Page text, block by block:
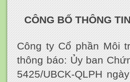
CÔNG BỐ THÔNG
Công ty Cổ phần Môi
thông báo: Ủy ban
5425/UBCK-QLPH